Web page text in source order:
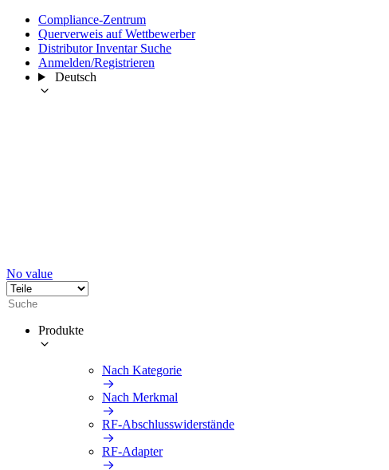
Compliance-Zentrum
Querverweis auf Wettbewerber
Distributor Inventar Suche
Anmelden/Registrieren
Deutsch
No value
Produkte
Nach Kategorie
Nach Merkmal
RF-Abschlusswiderstände
RF-Adapter